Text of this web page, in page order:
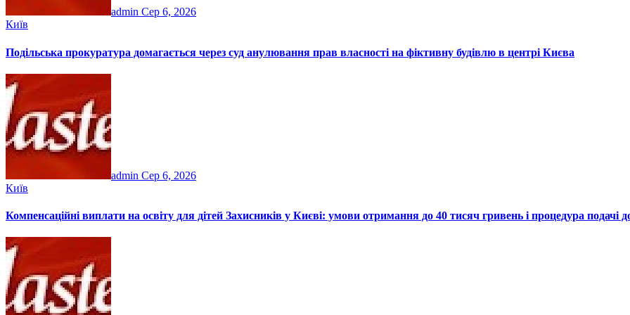
admin Сер 6, 2026
Київ
Подільська прокуратура домагається через суд анулювання прав власності на фіктивну будівлю в центрі Києва
admin Сер 6, 2026
Київ
Компенсаційні виплати на освіту для дітей Захисників у Києві: умови отримання до 40 тисяч гривень і процедура подачі